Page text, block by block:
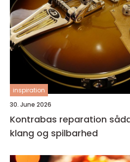
inspiration
30. June 2026
Kontrabas reparation sådan bevarer du
klang og spilbarhed